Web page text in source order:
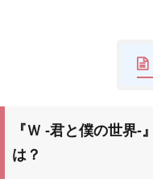
『Ｗ -君と僕の世界-』
は？